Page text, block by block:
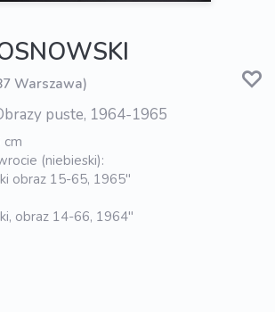
Warszawa)
puste, 1964-1965
cm
(niebieski):
obraz 15-65, 1965"
obraz 14-66, 1964"